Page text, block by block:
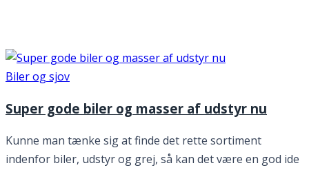
Biler og sjov
Super gode biler og masser af udstyr nu
Kunne man tænke sig at finde det rette sortiment
indenfor biler, udstyr og grej, så kan det være en god ide